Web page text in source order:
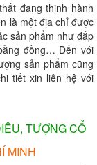
đang thịnh hành
là một địa chỉ được
sản phẩm như đắp
đồng… Đến với
sản phẩm cũng
tiết xin liên hệ với
TƯỢNG CỔ
MINH